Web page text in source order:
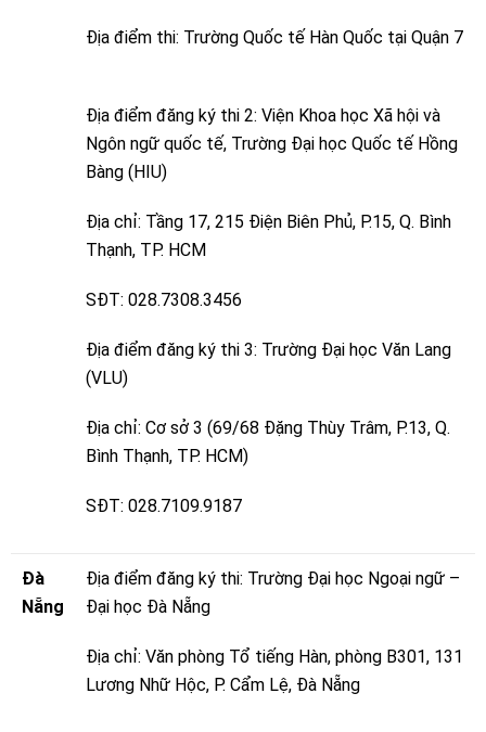
Địa điểm thi: Trường Quốc tế Hàn Quốc tại Quận 7
Địa điểm đăng ký thi 2: Viện Khoa học Xã hội và
Ngôn ngữ quốc tế, Trường Đại học Quốc tế Hồng
Bàng (HIU)
Địa chỉ: Tầng 17, 215 Điện Biên Phủ, P.15, Q. Bình
Thạnh, TP. HCM
SĐT: 028.7308.3456
Địa điểm đăng ký thi 3: Trường Đại học Văn Lang
(VLU)
Địa chỉ: Cơ sở 3 (69/68 Đặng Thùy Trâm, P.13, Q.
Bình Thạnh, TP. HCM)
SĐT: 028.7109.9187
Đà
Nẵng
Địa điểm đăng ký thi: Trường Đại học Ngoại ngữ –
Đại học Đà Nẵng
Địa chỉ: Văn phòng Tổ tiếng Hàn, phòng B301, 131
Lương Nhữ Hộc, P. Cẩm Lệ, Đà Nẵng